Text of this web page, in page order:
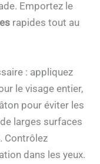
Emportez le
rapides tout au
: appliquez
le visage entier,
pour éviter les
larges surfaces
Contrôlez
dans les yeux.